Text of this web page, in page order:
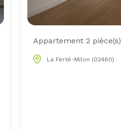
Appartement 2 pièce(s)
La Ferté-Milon (02460)